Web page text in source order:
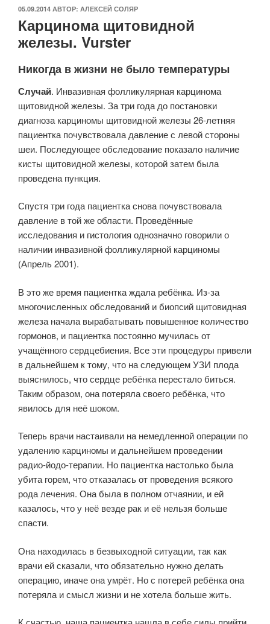
ОПУБЛИКОВАНО
05.09.2014 АВТОР: АЛЕКСЕЙ СОЛЯР
Карцинома щитовидной
железы. Vurster
Никогда в жизни не было температуры
Случай. Инвазивная фолликулярная карцинома
щитовидной железы. За три года до постановки
диагноза карциномы щитовидной железы 26-летняя
пациентка почувствовала давление с левой стороны
шеи. Последующее обследование показало наличие
кисты щитовидной железы, которой затем была
проведена пункция.
Спустя три года пациентка снова почувствовала
давление в той же области. Проведённые
исследования и гистология однозначно говорили о
наличии инвазивной фолликулярной карциномы
(Апрель 2001).
В это же время пациентка ждала ребёнка. Из-за
многочисленных обследований и биопсий щитовидная
железа начала вырабатывать повышенное количество
гормонов, и пациентка постоянно мучилась от
учащённого сердцебиения. Все эти процедуры привели
в дальнейшем к тому, что на следующем УЗИ плода
выяснилось, что сердце ребёнка перестало биться.
Таким образом, она потеряла своего ребёнка, что
явилось для неё шоком.
Теперь врачи настаивали на немедленной операции по
удалению карциномы и дальнейшем проведении
радио-йодо-терапии. Но пациентка настолько была
убита горем, что отказалась от проведения всякого
рода лечения. Она была в полном отчаянии, и ей
казалось, что у неё везде рак и её нельзя больше
спасти.
Она находилась в безвыходной ситуации, так как
врачи ей сказали, что обязательно нужно делать
операцию, иначе она умрёт. Но с потерей ребёнка она
потеряла и смысл жизни и не хотела больше жить.